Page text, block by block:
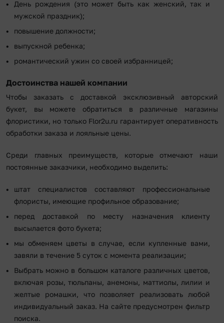
День рождения (это может быть как женский, так и
мужской праздник);
повышение должности;
выпускной ребенка;
романтический ужин со своей избранницей;
Достоинства нашей компании
Чтобы заказать с доставкой эксклюзивный авторский
букет, вы можете обратиться в различные магазины
флористики, но только Flor2u.ru гарантирует оперативность
обработки заказа и лояльные цены.
Среди главных преимуществ, которые отмечают наши
постоянные заказчики, необходимо выделить:
штат специалистов составляют профессиональные
флористы, имеющие профильное образование;
перед доставкой по месту назначения клиенту
высылается фото букета;
мы обменяем цветы в случае, если купленные вами,
завяли в течение 5 суток с момента реализации;
Выбрать можно в большом каталоге различных цветов,
включая розы, тюльпаны, анемоны, маттиолы, лилии и
желтые ромашки, что позволяет реализовать любой
индивидуальный заказ. На сайте предусмотрен фильтр
поиска.